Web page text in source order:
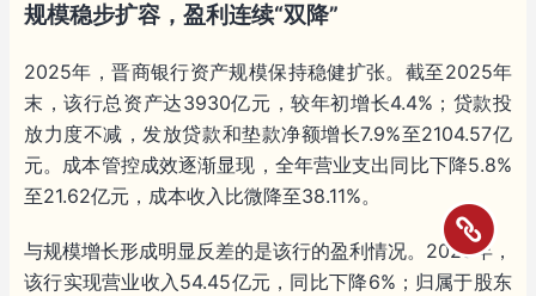
规模稳步扩容，盈利连续“双降”
2025年，晋商银行资产规模保持稳健扩张。截至2025年
末，该行总资产达3930亿元，较年初增长4.4%；贷款投
放力度不减，发放贷款和垫款净额增长7.9%至2104.57亿
元。成本管控成效逐渐显现，全年营业支出同比下降5.8%
至21.62亿元，成本收入比微降至38.11%。
与规模增长形成明显反差的是该行的盈利情况。2025年，
该行实现营业收入54.45亿元，同比下降6%；归属于股东